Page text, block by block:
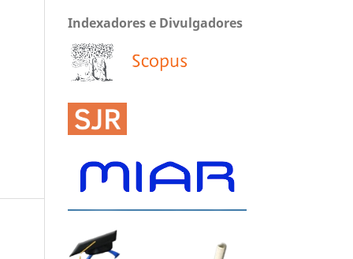
Indexadores e Divulgadores